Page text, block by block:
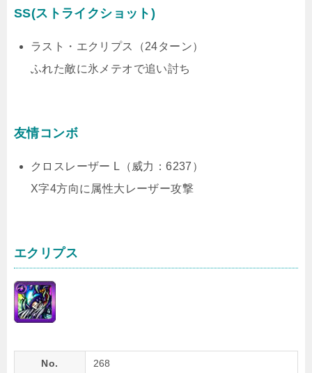
SS(ストライクショット)
ラスト・エクリプス（24ターン）
ふれた敵に氷メテオで追い討ち
友情コンボ
クロスレーザー L（威力：6237）
X字4方向に属性大レーザー攻撃
エクリプス
No. 268